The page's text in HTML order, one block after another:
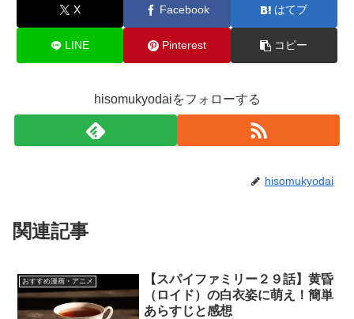
X Facebook はてブ
LINE Pinterest コピー
hisomukyodaiをフォローする
hisomukyodai
関連記事
おすすめ漫画・アニメ
【スパイファミリー２９話】黄昏
（ロイド）の白衣姿に萌え！簡単
あらすじと感想